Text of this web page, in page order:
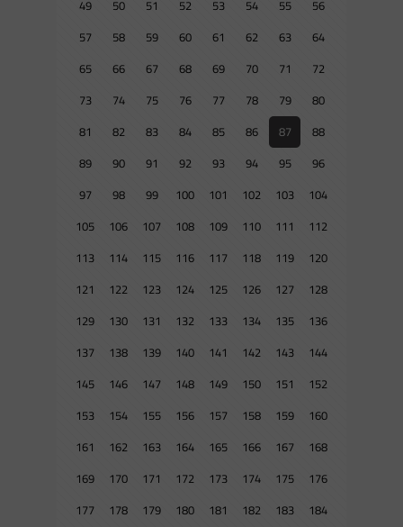
49
50 51 52 53 54 55
56
57
58 59 60 61 62 63
64
65
66 67 68 69 70 71
72
73
74 75 76 77 78 79
80
81
82 83 84 85 86 87
88
89
90 91 92 93 94 95
96
97
98 99 100 101 102 103
104
105
106 107 108 109 110 111
112
113
114 115 116 117 118 119
120
121
122 123 124 125 126 127
128
129
130 131 132 133 134 135
136
137
138 139 140 141 142 143
144
145
146 147 148 149 150 151
152
153
154 155 156 157 158 159
160
161
162 163 164 165 166 167
168
169
170 171 172 173 174 175
176
177
178 179 180 181 182 183
184